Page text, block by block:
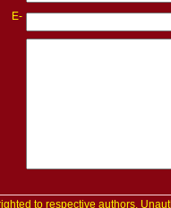
to respective authors.